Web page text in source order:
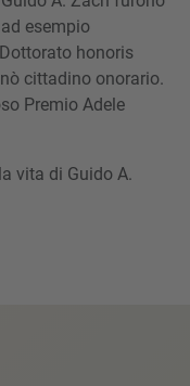
esempio
honoris
cittadino onorario.
Premio Adele
vita di Guido A.